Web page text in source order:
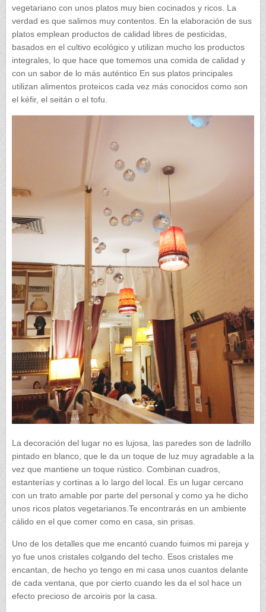
vegetariano con unos platos muy bien cocinados y ricos. La
verdad es que salimos muy contentos. En la elaboración de sus
platos emplean productos de calidad libres de pesticidas,
basados en el cultivo ecológico y utilizan mucho los productos
integrales, lo que hace que tomemos una comida de calidad y
con un sabor de lo más auténtico En sus platos principales
utilizan alimentos proteicos cada vez más conocidos como son
el kéfir, el seitán o el tofu.
La decoración del lugar no es lujosa, las paredes son de ladrillo
pintado en blanco, que le da un toque de luz muy agradable a la
vez que mantiene un toque rústico. Combinan cuadros,
estanterías y cortinas a lo largo del local. Es un lugar cercano
con un trato amable por parte del personal y como ya he dicho
unos ricos platos vegetarianos.Te encontrarás en un ambiente
cálido en el que comer como en casa, sin prisas.
Uno de los detalles que me encantó cuando fuimos mi pareja y
yo fue unos cristales colgando del techo. Esos cristales me
encantan, de hecho yo tengo en mi casa unos cuantos delante
de cada ventana, que por cierto cuando les da el sol hace un
efecto precioso de arcoiris por la casa.